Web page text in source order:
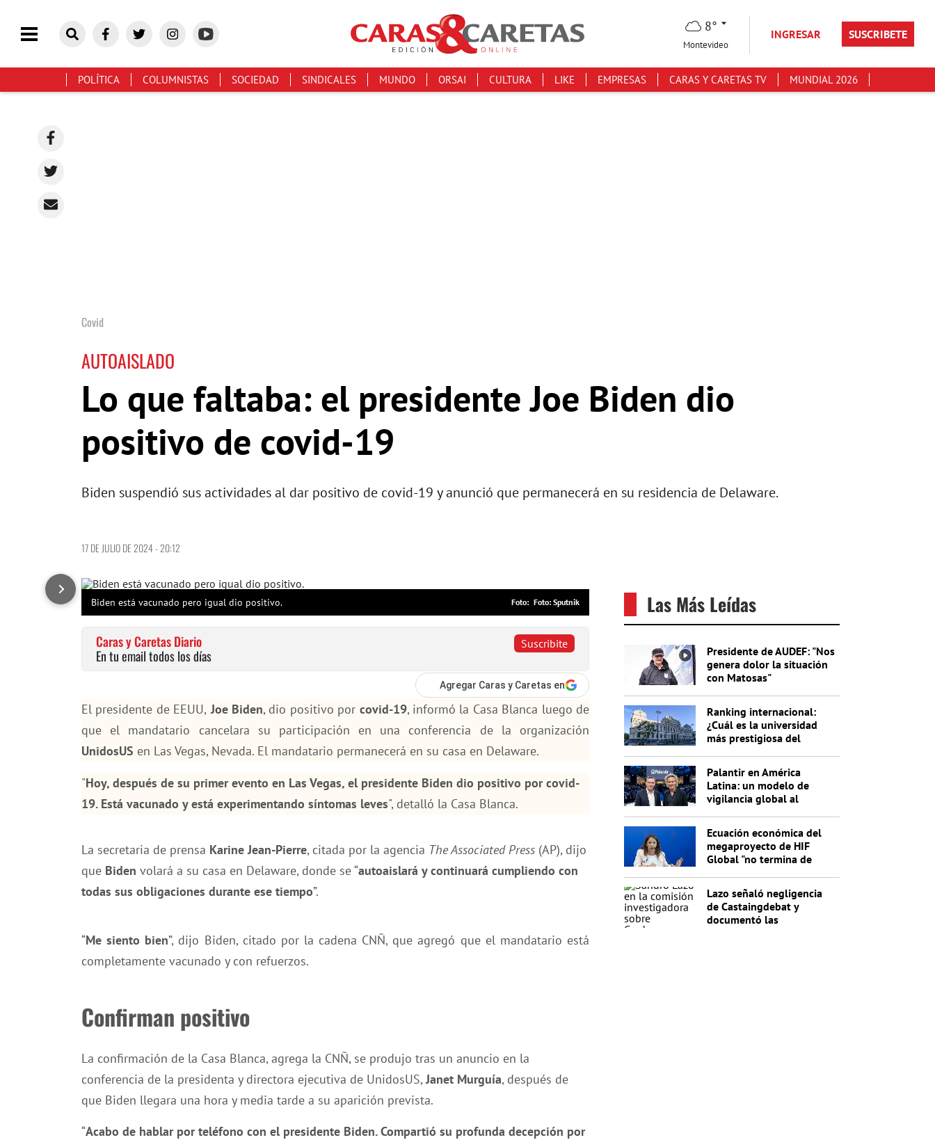
8°
Montevideo
INGRESAR SUSCRIBETE
POLÍTICA COLUMNISTAS SOCIEDAD SINDICALES MUNDO ORSAI CULTURA LIKE EMPRESAS CARAS Y CARETAS TV MUNDIAL 2026
Covid
AUTOAISLADO
Lo que faltaba: el presidente Joe Biden dio
positivo de covid-19
Biden suspendió sus actividades al dar positivo de covid-19 y anunció que permanecerá en su residencia de Delaware.
17 DE JULIO DE 2024 - 20:12
Biden está vacunado pero igual dio positivo. Foto: Sputnik
Suscribite
Caras y Caretas Diario
En tu email todos los días
Agregar Caras y Caretas en
El presidente de EEUU, Joe Biden, dio positivo por covid-19, informó la Casa Blanca luego de
que el mandatario cancelara su participación en una conferencia de la organización
UnidosUS en Las Vegas, Nevada. El mandatario permanecerá en su casa en Delaware.
"Hoy, después de su primer evento en Las Vegas, el presidente Biden dio positivo por covid-
19. Está vacunado y está experimentando síntomas leves", detalló la Casa Blanca.
La secretaria de prensa Karine Jean-Pierre, citada por la agencia The Associated Press (AP), dijo
que Biden volará a su casa en Delaware, donde se “autoaislará y continuará cumpliendo con
todas sus obligaciones durante ese tiempo”.
“Me siento bien”, dijo Biden, citado por la cadena CNÑ, que agregó que el mandatario está
completamente vacunado y con refuerzos.
Confirman positivo
La confirmación de la Casa Blanca, agrega la CNÑ, se produjo tras un anuncio en la
conferencia de la presidenta y directora ejecutiva de UnidosUS,Janet Murguía, después de
que Biden llegara una hora y media tarde a su aparición prevista.
“Acabo de hablar por teléfono con el presidente Biden. Compartió su profunda decepción por
Las Más Leídas
Presidente de AUDEF: "Nos
genera dolor la situación
con Matosas"
Ranking internacional:
¿Cuál es la universidad
más prestigiosa del
Palantir en América
Latina: un modelo de
vigilancia global al
Ecuación económica del
megaproyecto de HIF
Global "no termina de
Lazo señaló negligencia
de Castaingdebat y
documentó las